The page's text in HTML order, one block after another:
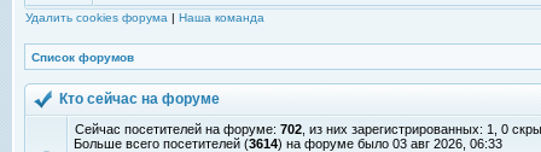
Удалить cookies форума | Наша команда
Список форумов
Кто сейчас на форуме
Сейчас посетителей на форуме: 702 , из них зарегистрированных: 1, 0
Больше всего посетителей (3614) на форуме было 03 авг 2026, 06:33